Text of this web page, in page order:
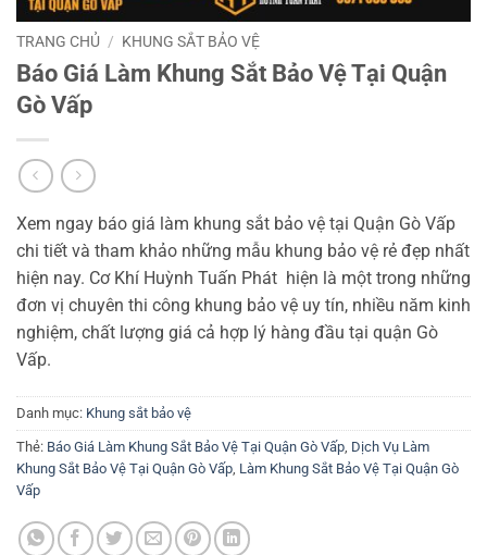
TRANG CHỦ / KHUNG SẮT BẢO VỆ
Báo Giá Làm Khung Sắt Bảo Vệ Tại Quận
Gò Vấp
Xem ngay báo giá làm khung sắt bảo vệ tại Quận Gò Vấp
chi tiết và tham khảo những mẫu khung bảo vệ rẻ đẹp nhất
hiện nay. Cơ Khí Huỳnh Tuấn Phát hiện là một trong những
đơn vị chuyên thi công khung bảo vệ uy tín, nhiều năm kinh
nghiệm, chất lượng giá cả hợp lý hàng đầu tại quận Gò
Vấp.
Danh mục: Khung sắt bảo vệ
Thẻ: Báo Giá Làm Khung Sắt Bảo Vệ Tại Quận Gò Vấp, Dịch Vụ Làm
Khung Sắt Bảo Vệ Tại Quận Gò Vấp, Làm Khung Sắt Bảo Vệ Tại Quận Gò
Vấp